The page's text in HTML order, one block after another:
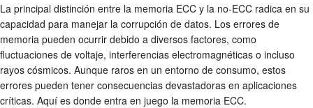
La principal distinción entre la memoria ECC y la no-ECC radica en su
capacidad para manejar la corrupción de datos. Los errores de
memoria pueden ocurrir debido a diversos factores, como
fluctuaciones de voltaje, interferencias electromagnéticas o incluso
rayos cósmicos. Aunque raros en un entorno de consumo, estos
errores pueden tener consecuencias devastadoras en aplicaciones
críticas. Aquí es donde entra en juego la memoria ECC.